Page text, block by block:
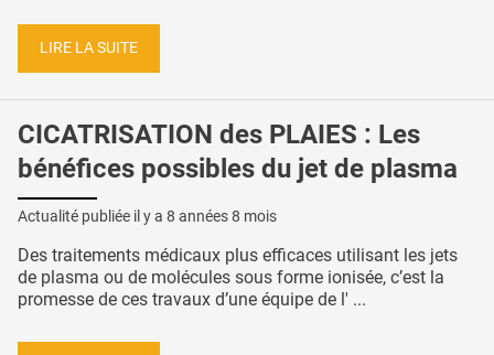
LIRE LA SUITE
CICATRISATION des PLAIES : Les
bénéfices possibles du jet de plasma
Actualité publiée il y a 8 années 8 mois
Des traitements médicaux plus efficaces utilisant les jets
de plasma ou de molécules sous forme ionisée, c’est la
promesse de ces travaux d’une équipe de l' ...